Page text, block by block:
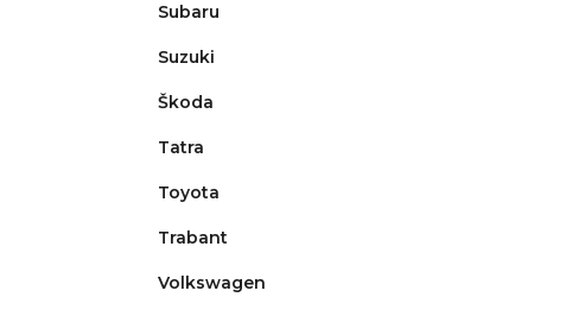
Subaru
Suzuki
Škoda
Tatra
Toyota
Trabant
Volkswagen